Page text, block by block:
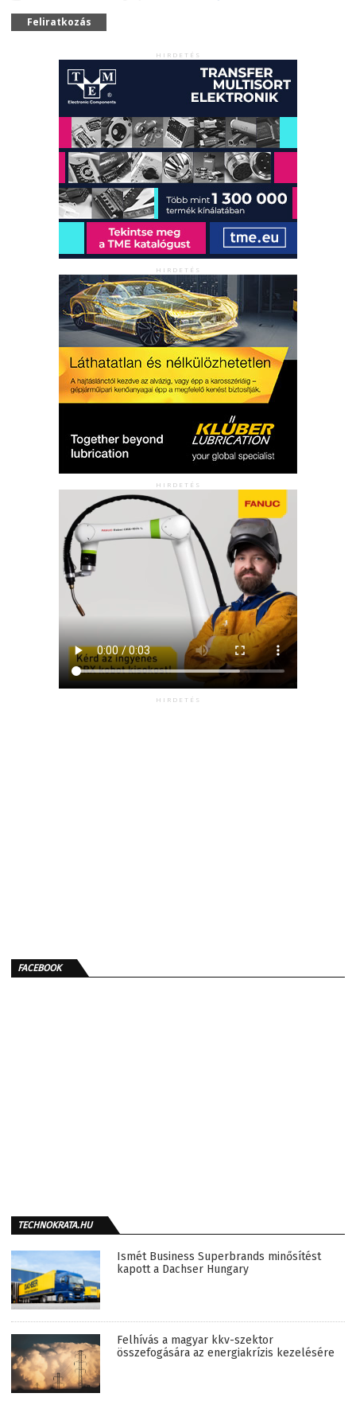
Feliratkozás
HIRDETÉS
HIRDETÉS
HIRDETÉS
HIRDETÉS
FACEBOOK
TECHNOKRATA.HU
Ismét Business Superbrands minősítést
kapott a Dachser Hungary
Felhívás a magyar kkv-szektor
összefogására az energiakrízis kezelésére